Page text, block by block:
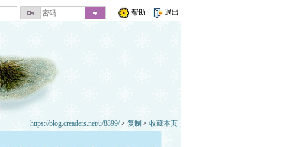
帮助 退出
https://blog.creaders.net/u/8899/> 复制 > 收藏本页